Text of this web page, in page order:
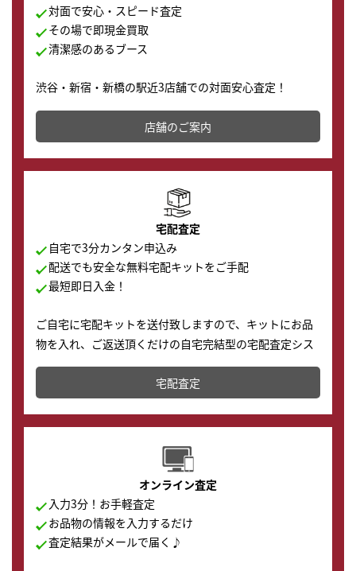
対面で安心・スピード査定
その場で即現金買取
清潔感のあるブース
渋谷・新宿・新橋の駅近3店舗での対面安心査定！
その場で現金買取致します。渋谷本店では、時計販売の
店舗を併設しており、下取りに出してお得に新しい時計
の購入もできます♪
店舗のご案内
宅配査定
自宅で3分カンタン申込み
配送でも安全な無料宅配キットをご手配
最短即日入金！
ご自宅に宅配キットを送付致しますので、キットにお品
物を入れ、ご返送頂くだけの自宅完結型の宅配査定シス
テムです。
配送でも簡単&安全に査定・買取に出すことが可能で
す。
宅配査定
オンライン査定
入力3分！お手軽査定
お品物の情報を入力するだけ
査定結果がメールで届く♪